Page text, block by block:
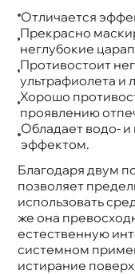
Отличается
Прекрасно
неглубокие
Противостоит
ультрафиолета и
Хорошо
проявлению
Обладает водо-
эффектом.
Благодаря двум
позволяет
использовать
же она
естественную
системном
истирание